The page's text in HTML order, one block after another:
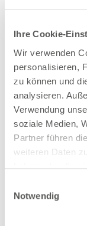
Ihre Cookie-
Wir verwenden
personalisieren,
zu können und
analysieren.
Verwendung
soziale Medien,
Partner führen
weiteren Daten
Einstellungen zu
Notwendig
Cool
Ob
der passenden
Kühlrucksack
Die Modelle
erhältlich und
Kühlpadan,